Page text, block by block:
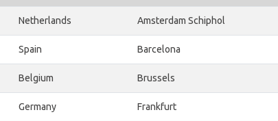
Netherlands Amsterdam Schiphol
Spain Barcelona
Belgium Brussels
Germany Frankfurt